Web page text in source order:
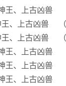
、上古凶兽
、上古凶兽 （
、上古凶兽 （
、上古凶兽
、上古凶兽
、上古凶兽